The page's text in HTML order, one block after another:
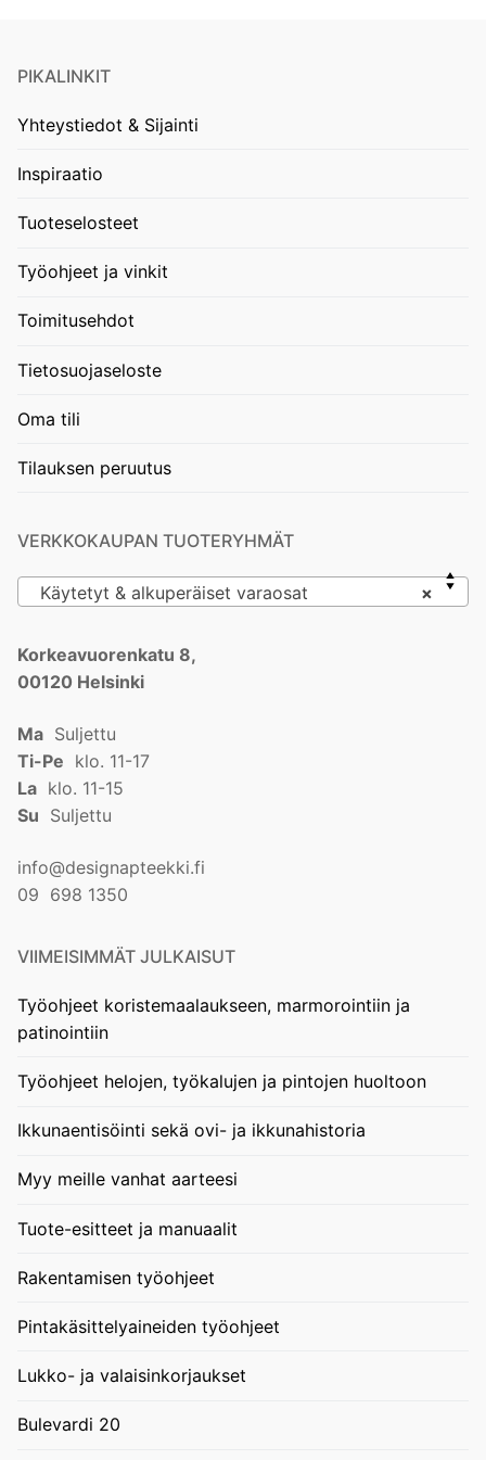
PIKALINKIT
Yhteystiedot & Sijainti
Inspiraatio
Tuoteselosteet
Työohjeet ja vinkit
Toimitusehdot
Tietosuojaseloste
Oma tili
Tilauksen peruutus
VERKKOKAUPAN TUOTERYHMÄT
×
Käytetyt & alkuperäiset varaosat
Korkeavuorenkatu 8,
00120 Helsinki
Ma Suljettu
Ti-Pe klo. 11-17
La klo. 11-15
Su Suljettu
info@designapteekki.fi
09 698 1350
VIIMEISIMMÄT JULKAISUT
Työohjeet koristemaalaukseen, marmorointiin ja
patinointiin
Työohjeet helojen, työkalujen ja pintojen huoltoon
Ikkunaentisöinti sekä ovi- ja ikkunahistoria
Myy meille vanhat aarteesi
Tuote-esitteet ja manuaalit
Rakentamisen työohjeet
Pintakäsittelyaineiden työohjeet
Lukko- ja valaisinkorjaukset
Bulevardi 20